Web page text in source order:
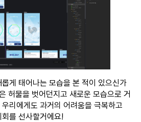
게 태어나는 모습을 본 적이 있으신가
허물을 벗어던지고 새로운 모습으로 거
리에게도 과거의 어려움을 극복하고
를 선사할거에요!